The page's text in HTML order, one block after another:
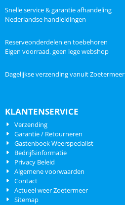
Snelle service & garantie afhandeling
Nederlandse handleidingen
Reserveonderdelen en toebehoren
Eigen voorraad, geen lege webshop
Dagelijkse verzending vanuit Zoetermeer
KLANTENSERVICE
Verzending
Garantie / Retourneren
Gastenboek Weerspecialist
Bedrijfsinformatie
Privacy Beleid
Algemene voorwaarden
Contact
Actueel weer Zoetermeer
Sitemap